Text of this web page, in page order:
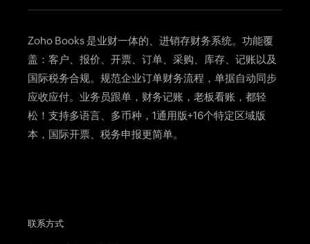
Zoho Books 是业财一体的、 进销存财务系统。功能覆
盖：客户、报价、开票、订单、采购、库存、记账以及
国际税务合规。规范企业订单财务流程，单据自动同步
应收应付。业务员跟单，财务记账，老板看账，都轻
松！支持多语言、多币种，1通用版+16个特定区域版
本，国际开票、税务申报更简单。
联系方式
财务报表
文档管理
自动化订单管理
进销存系统所有功能